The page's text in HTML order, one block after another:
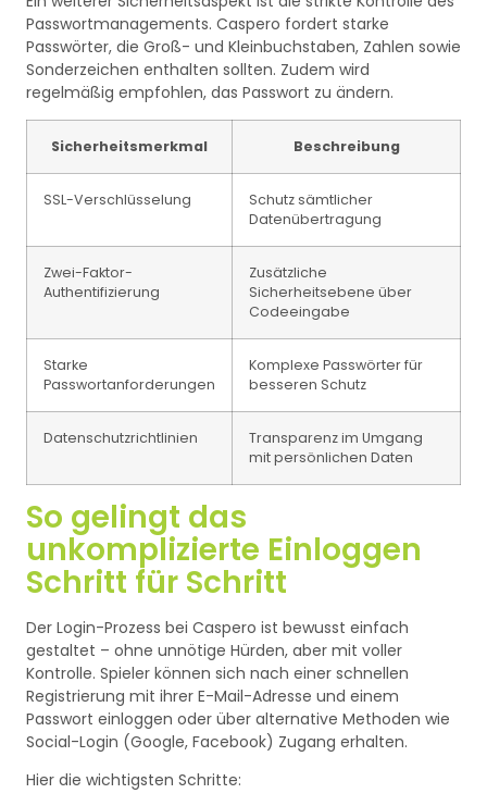
Passwortmanagements. Caspero fordert starke
Passwörter, die Groß- und Kleinbuchstaben, Zahlen sowie
Sonderzeichen enthalten sollten. Zudem wird
regelmäßig empfohlen, das Passwort zu ändern.
Sicherheitsmerkmal Beschreibung
SSL-Verschlüsselung
Schutz sämtlicher
Datenübertragung
Zwei-Faktor-
Authentifizierung
Zusätzliche
Sicherheitsebene über
Codeeingabe
Starke
Passwortanforderungen
Komplexe Passwörter für
besseren Schutz
Datenschutzrichtlinien
Transparenz im Umgang
mit persönlichen Daten
So gelingt das
unkomplizierte Einloggen
Schritt für Schritt
Der Login-Prozess bei Caspero ist bewusst einfach
gestaltet – ohne unnötige Hürden, aber mit voller
Kontrolle. Spieler können sich nach einer schnellen
Registrierung mit ihrer E-Mail-Adresse und einem
Passwort einloggen oder über alternative Methoden wie
Social-Login (Google, Facebook) Zugang erhalten.
Hier die wichtigsten Schritte: